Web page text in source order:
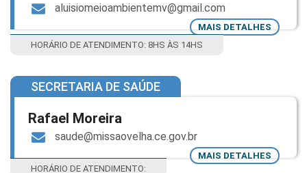
aluisiomeioambientemv@gmail.com
MAIS DETALHES
HORÁRIO DE ATENDIMENTO: 8HS ÀS 14HS
SECRETARIA DE SAÚDE
Rafael Moreira
saude@missaovelha.ce.gov.br
MAIS DETALHES
HORÁRIO DE ATENDIMENTO: